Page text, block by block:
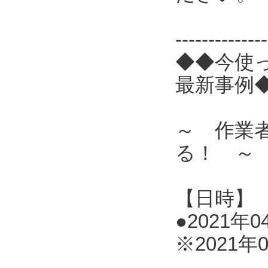
◆◆今使っ
最新事
～ 作業
る！ ～
【日時】
●2021年
※2021年